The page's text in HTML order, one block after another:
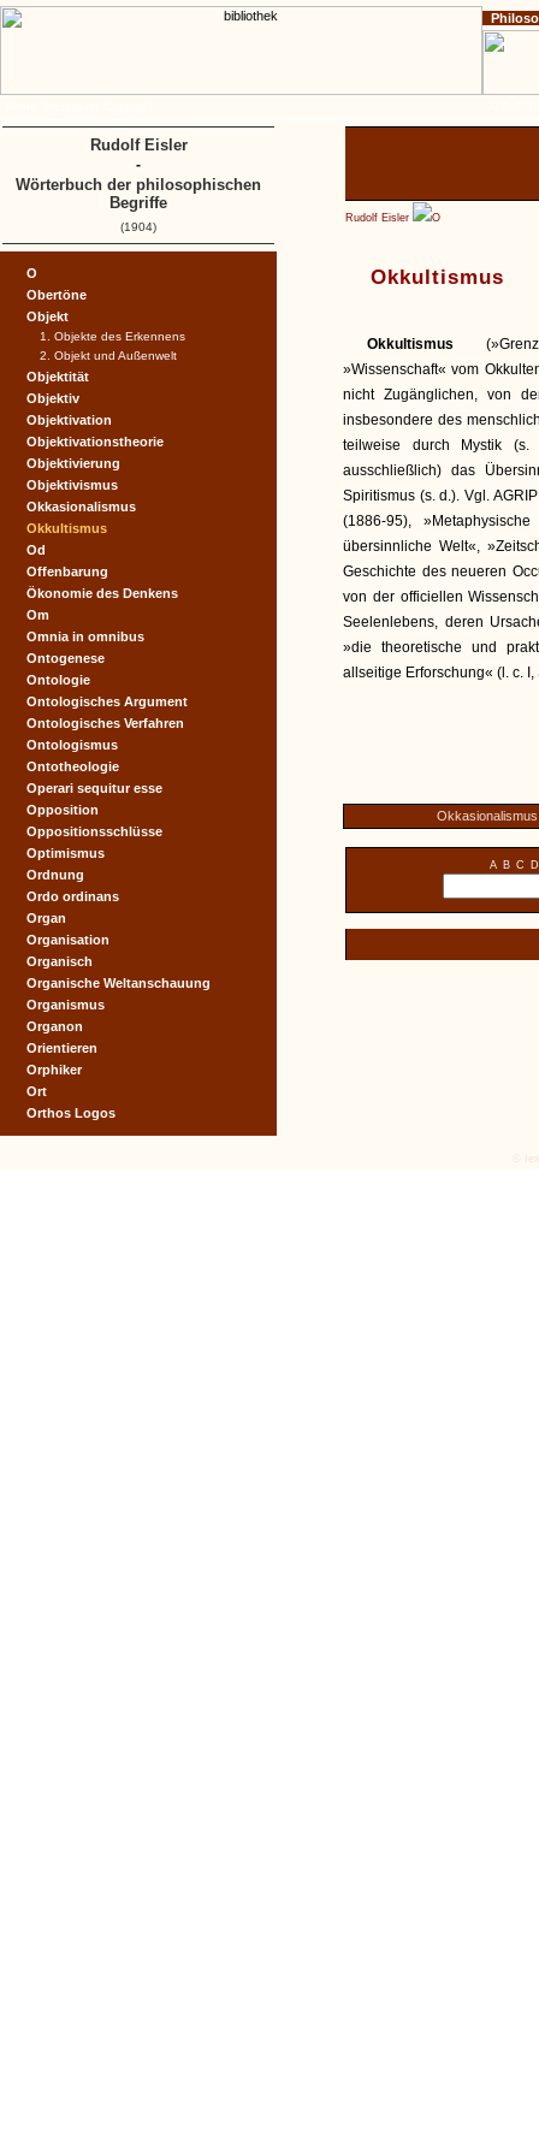
Rudolf Eisler O
Okkultismus
Okkultismus
»Wissenschaft« vom
nicht Zugänglichen, von
insbesondere des
teilweise durch Mystik
ausschließlich) das
Spiritismus (s. d.). Vgl.
(1886-95),
übersinnliche Welt«,
Geschichte des neueren
von der officiellen
Seelenlebens, deren
»die theoretische und
allseitige Erforschung« (l. c. I,
Okkasionalismus
A B C D
O
Obertöne
Objekt
1. Objekte des Erkennens
2. Objekt und Außenwelt
Objektität
Objektiv
Objektivation
Objektivationstheorie
Objektivierung
Objektivismus
Okkasionalismus
Okkultismus
Od
Offenbarung
Ökonomie des Denkens
Om
Omnia in omnibus
Ontogenese
Ontologie
Ontologisches Argument
Ontologisches Verfahren
Ontologismus
Ontotheologie
Operari sequitur esse
Opposition
Oppositionsschlüsse
Optimismus
Ordnung
Ordo ordinans
Organ
Organisation
Organisch
Organische Weltanschauung
Organismus
Organon
Orientieren
Orphiker
Ort
Orthos Logos
Rudolf Eisler
-
Wörterbuch der philosophischen
Begriffe
(1904)